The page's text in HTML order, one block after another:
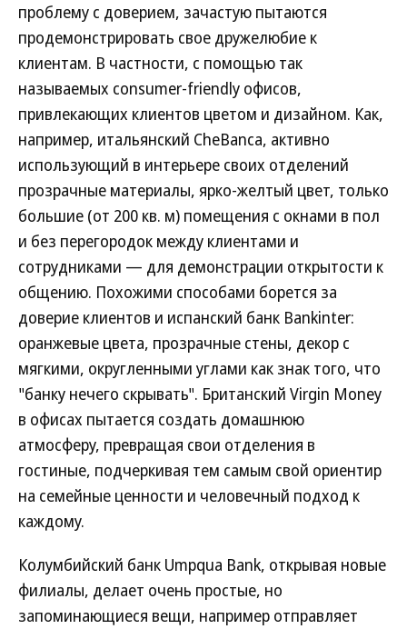
проблему с доверием, зачастую пытаются
продемонстрировать свое дружелюбие к
клиентам. В частности, с помощью так
называемых consumer-friendly офисов,
привлекающих клиентов цветом и дизайном. Как,
например, итальянский CheBanca, активно
использующий в интерьере своих отделений
прозрачные материалы, ярко-желтый цвет, только
большие (от 200 кв. м) помещения с окнами в пол
и без перегородок между клиентами и
сотрудниками — для демонстрации открытости к
общению. Похожими способами борется за
доверие клиентов и испанский банк Bankinter:
оранжевые цвета, прозрачные стены, декор с
мягкими, округленными углами как знак того, что
"банку нечего скрывать". Британский Virgin Money
в офисах пытается создать домашнюю
атмосферу, превращая свои отделения в
гостиные, подчеркивая тем самым свой ориентир
на семейные ценности и человечный подход к
каждому.
Колумбийский банк Umpqua Bank, открывая новые
филиалы, делает очень простые, но
запоминающиеся вещи, например отправляет